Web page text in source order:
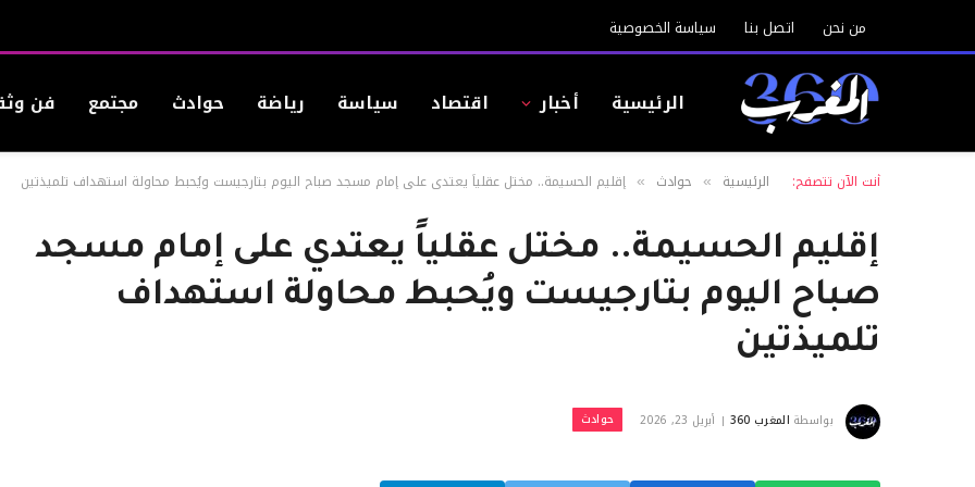
من نحن اتصل بنا سياسة الخصوصية
الرئيسية أخبار اقتصاد سياسة رياضة حوادث مجتمع فن
أنت الآن تتصفح: الرئيسية » حوادث » إقليم الحسيمة.. مختل عقلياً يعتدي على إمام مسجد صباح اليوم بتارجيست ويُحبط محاولة استهداف تلميذتين
إقليم الحسيمة.. مختل عقلياً يعتدي على إمام مسجد
صباح اليوم بتارجيست ويُحبط محاولة استهداف
تلميذتين
بواسطة المغرب 360 أبريل 23, 2026 حوادث